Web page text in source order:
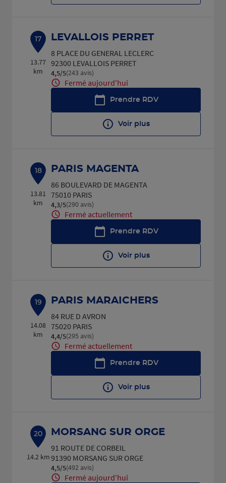
17
13.77
km
LEVALLOIS PERRET
8 PLACE DU GENERAL LECLERC
92300 LEVALLOIS PERRET
4,5/5Note de 4.5 sur 5
(243 avis)
Fermé aujourd'hui
Prendre RDV
Voir plus
18
13.81
km
PARIS MAGENTA
86 BOULEVARD DE MAGENTA
75010 PARIS
4,3/5Note de 4.3 sur 5
(290 avis)
Fermé actuellement
Prendre RDV
Voir plus
19
14.08
km
PARIS MARAICHERS
84 RUE D AVRON
75020 PARIS
4,4/5Note de 4.4 sur 5
(295 avis)
Fermé actuellement
Prendre RDV
Voir plus
20
14.2 km
MORSANG SUR ORGE
91 ROUTE DE CORBEIL
91390 MORSANG SUR ORGE
4,5/5Note de 4.5 sur 5
(492 avis)
Fermé aujourd'hui